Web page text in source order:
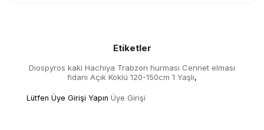
Etiketler
Diospyros kaki Hachiya Trabzon hurması Cennet elması
fidanı Açık Köklü 120-150cm 1 Yaşlı,
Lütfen Üye Girişi Yapın Üye Girişi